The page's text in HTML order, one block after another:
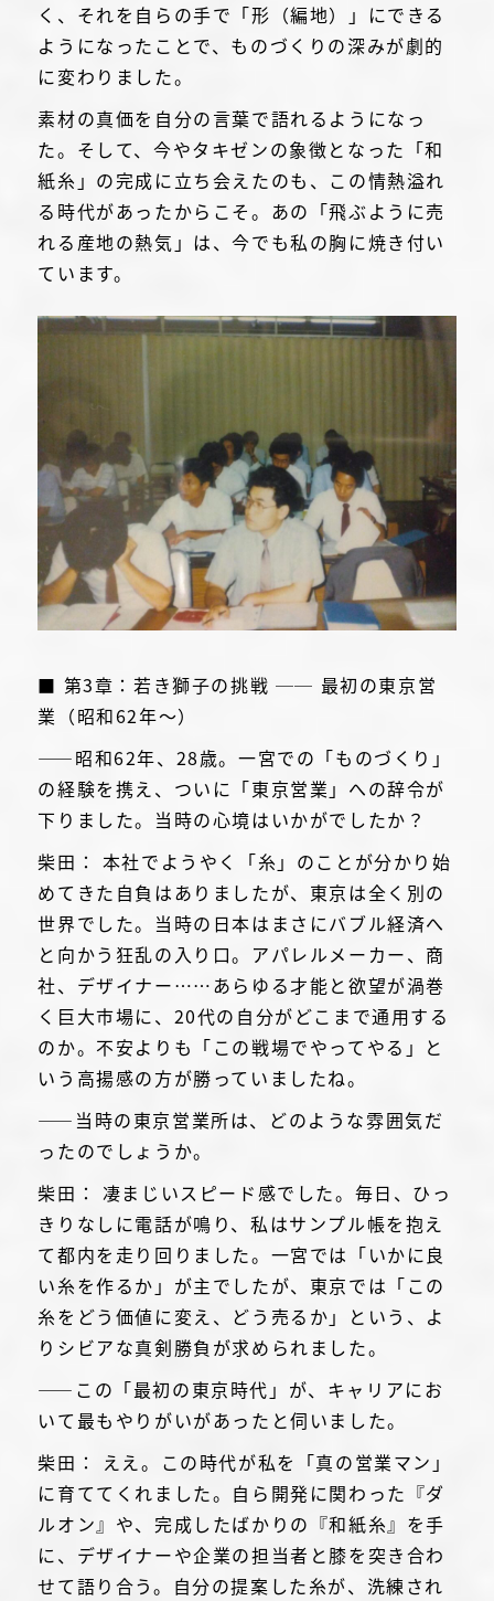
く、それを自らの手で「形（編地）」にできる
ようになったことで、ものづくりの深みが劇的
に変わりました。
素材の真価を自分の言葉で語れるようになっ
た。そして、今やタキゼンの象徴となった「和
紙糸」の完成に立ち会えたのも、この情熱溢れ
る時代があったからこそ。あの「飛ぶように売
れる産地の熱気」は、今でも私の胸に焼き付い
ています。
■ 第3章：若き獅子の挑戦 ── 最初の東京営
業（昭和62年〜）
――昭和62年、28歳。一宮での「ものづくり」
の経験を携え、ついに「東京営業」への辞令が
下りました。当時の心境はいかがでしたか？
柴田： 本社でようやく「糸」のことが分かり始
めてきた自負はありましたが、東京は全く別の
世界でした。当時の日本はまさにバブル経済へ
と向かう狂乱の入り口。アパレルメーカー、商
社、デザイナー……あらゆる才能と欲望が渦巻
く巨大市場に、20代の自分がどこまで通用する
のか。不安よりも「この戦場でやってやる」と
いう高揚感の方が勝っていましたね。
――当時の東京営業所は、どのような雰囲気だ
ったのでしょうか。
柴田： 凄まじいスピード感でした。毎日、ひっ
きりなしに電話が鳴り、私はサンプル帳を抱え
て都内を走り回りました。一宮では「いかに良
い糸を作るか」が主でしたが、東京では「この
糸をどう価値に変え、どう売るか」という、よ
りシビアな真剣勝負が求められました。
――この「最初の東京時代」が、キャリアにお
いて最もやりがいがあったと伺いました。
柴田： ええ。この時代が私を「真の営業マン」
に育ててくれました。自ら開発に関わった『ダ
ルオン』や、完成したばかりの『和紙糸』を手
に、デザイナーや企業の担当者と膝を突き合わ
せて語り合う。自分の提案した糸が、洗練され